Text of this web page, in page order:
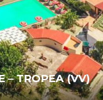
– TROPEA (VV)